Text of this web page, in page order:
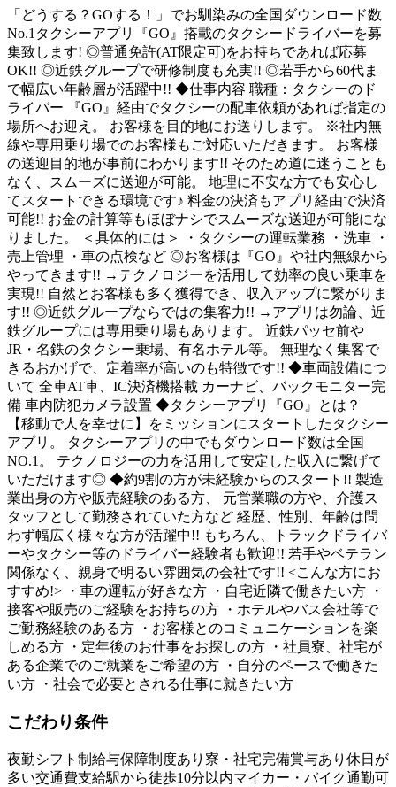
「どうする？GOする！」でお馴染みの全国ダウンロード数
No.1タクシーアプリ『GO』搭載のタクシードライバーを募
集致します! ◎普通免許(AT限定可)をお持ちであれば応募
OK!! ◎近鉄グループで研修制度も充実!! ◎若手から60代ま
で幅広い年齢層が活躍中!! ◆仕事内容 職種：タクシーのド
ライバー 『GO』経由でタクシーの配車依頼があれば指定の
場所へお迎え。 お客様を目的地にお送りします。 ※社内無
線や専用乗り場でのお客様もご対応いただきます。 お客様
の送迎目的地が事前にわかります!! そのため道に迷うことも
なく、スムーズに送迎が可能。 地理に不安な方でも安心し
てスタートできる環境です♪ 料金の決済もアプリ経由で決済
可能!! お金の計算等もほぼナシでスムーズな送迎が可能にな
りました。 ＜具体的には＞ ・タクシーの運転業務 ・洗車 ・
売上管理 ・車の点検など ◎お客様は『GO』や社内無線から
やってきます!! →テクノロジーを活用して効率の良い乗車を
実現!! 自然とお客様も多く獲得でき、収入アップに繋がりま
す!! ◎近鉄グループならではの集客力!! →アプリは勿論、近
鉄グループには専用乗り場もあります。 近鉄パッセ前や
JR・名鉄のタクシー乗場、有名ホテル等。 無理なく集客で
きるおかげで、定着率が高いのも特徴です!! ◆車両設備につ
いて 全車AT車、IC決済機搭載 カーナビ、バックモニター完
備 車内防犯カメラ設置 ◆タクシーアプリ『GO』とは？
【移動で人を幸せに】をミッションにスタートしたタクシー
アプリ。 タクシーアプリの中でもダウンロード数は全国
NO.1。 テクノロジーの力を活用して安定した収入に繋げて
いただけます◎ ◆約9割の方が未経験からのスタート!! 製造
業出身の方や販売経験のある方、 元営業職の方や、介護ス
タッフとして勤務されていた方など 経歴、性別、年齢は問
わず幅広く様々な方が活躍中!! もちろん、トラックドライバ
ーやタクシー等のドライバー経験者も歓迎!! 若手やベテラン
関係なく、親身で明るい雰囲気の会社です!! <こんな方にお
すすめ!> ・車の運転が好きな方 ・自宅近隣で働きたい方 ・
接客や販売のご経験をお持ちの方 ・ホテルやバス会社等で
ご勤務経験のある方 ・お客様とのコミュニケーションを楽
しめる方 ・定年後のお仕事をお探しの方 ・社員寮、社宅が
ある企業でのご就業をご希望の方 ・自分のペースで働きた
い方 ・社会で必要とされる仕事に就きたい方
こだわり条件
夜勤シフト制 給与保障制度あり 寮・社宅完備賞与あり 休日が
多い交通費支給駅から徒歩10分以内マイカー・バイク通勤可